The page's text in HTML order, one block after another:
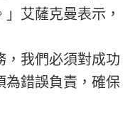
艾薩克曼表示，
，我們必須對成功
為錯誤負責，確保